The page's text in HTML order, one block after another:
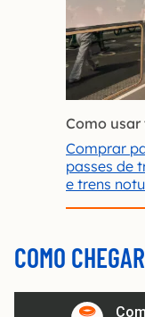
Como
Comprar
passes de
e trens
COMO